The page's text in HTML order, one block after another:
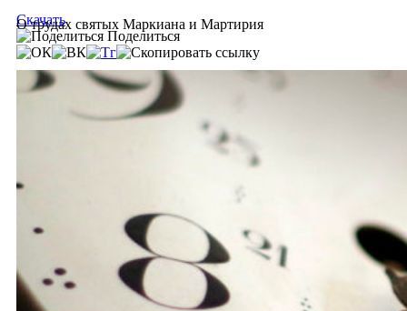
О трудах святых Маркиана и Мартирия
Скачать
Поделиться